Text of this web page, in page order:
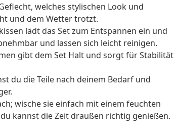
welches stylischen Look und
und dem Wetter trotzt.
lädt das Set zum Entspannen ein und
und lassen sich leicht reinigen.
gibt dem Set Halt und sorgt für Stabilität
du die Teile nach deinem Bedarf und
wische sie einfach mit einem feuchten
kannst die Zeit draußen richtig genießen.